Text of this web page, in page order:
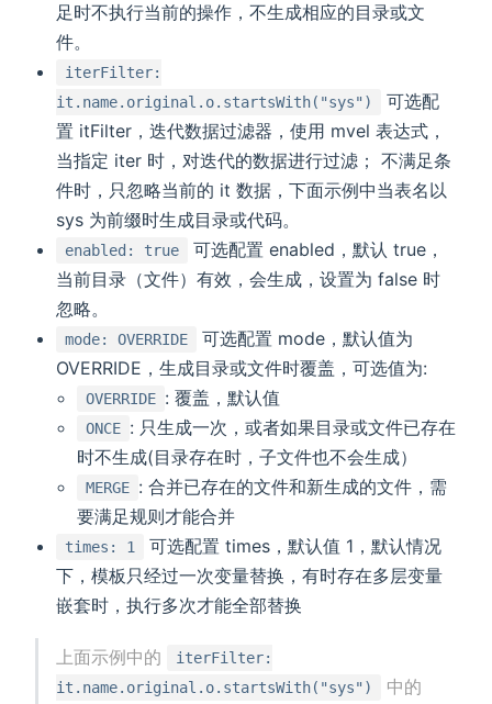
足时不执行当前的操作，不生成相应的目录或文
件。
iterFilter:
it.name.original.o.startsWith("sys")
可选配
置 itFilter，迭代数据过滤器，使用 mvel 表达式，
当指定 iter 时，对迭代的数据进行过滤； 不满足条
件时，只忽略当前的 it 数据，下面示例中当表名以
sys 为前缀时生成目录或代码。
enabled: true
可选配置 enabled，默认 true，
当前目录（文件）有效，会生成，设置为 false 时
忽略。
mode: OVERRIDE
可选配置 mode，默认值为
OVERRIDE，生成目录或文件时覆盖，可选值为:
OVERRIDE : 覆盖，默认值
ONCE : 只生成一次，或者如果目录或文件已存在
时不生成(目录存在时，子文件也不会生成）
MERGE : 合并已存在的文件和新生成的文件，需
要满足规则才能合并
times: 1
可选配置 times，默认值 1，默认情况
下，模板只经过一次变量替换，有时存在多层变量
嵌套时，执行多次才能全部替换
上面示例中的
iterFilter:
it.name.original.o.startsWith("sys")
中的